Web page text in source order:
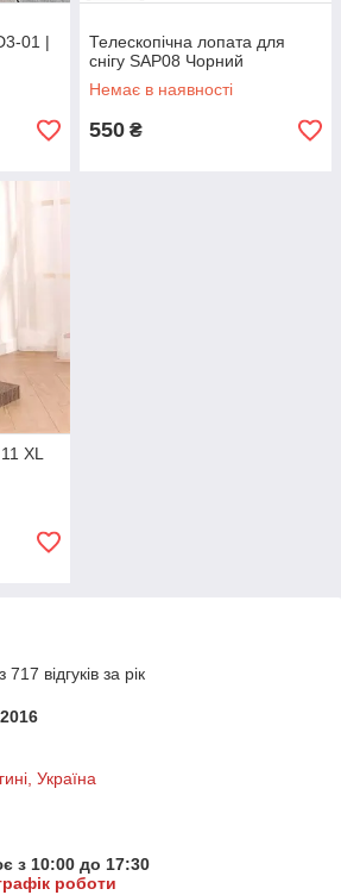
01 |
Телескопічна лопата для
снігу SAP08 Чорний
Немає в наявності
550 ₴
XL
відгуків за рік
Україна
з 10:00 до 17:30
роботи